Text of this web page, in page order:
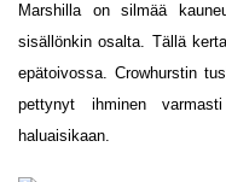
Marshilla on silmää
sisällönkin osalta. Tällä
epätoivossa. Crowhurstin
pettynyt ihminen
haluaisikaan.